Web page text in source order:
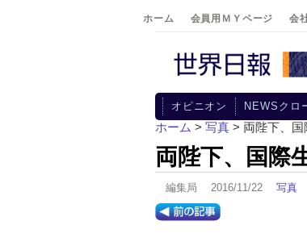
ホーム 会員用ＭＹページ 会
オピニオン NEWSクロ
ホーム > 写真 > 両陛下、
両陛下、国際
編集局 2016/11/22 写真